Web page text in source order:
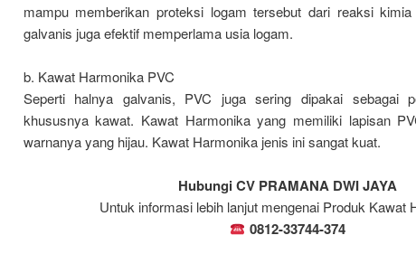
mampu memberikan proteksi logam tersebut dari reaksi
galvanis juga efektif memperlama usia logam.
b. Kawat Harmonika PVC
Seperti halnya galvanis, PVC juga sering dipakai sebagai
khususnya kawat. Kawat Harmonika yang memiliki lapisan
warnanya yang hijau. Kawat Harmonika jenis ini sangat kuat.
Hubungi CV PRAMANA DWI JAYA
Untuk informasi lebih lanjut mengenai Produk Kawat
0812-33744-374